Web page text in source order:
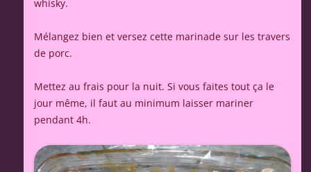
whisky.
Mélangez bien et versez cette marinade sur les travers
de porc.
Mettez au frais pour la nuit. Si vous faites tout ça le
jour même, il faut au minimum laisser mariner
pendant 4h.